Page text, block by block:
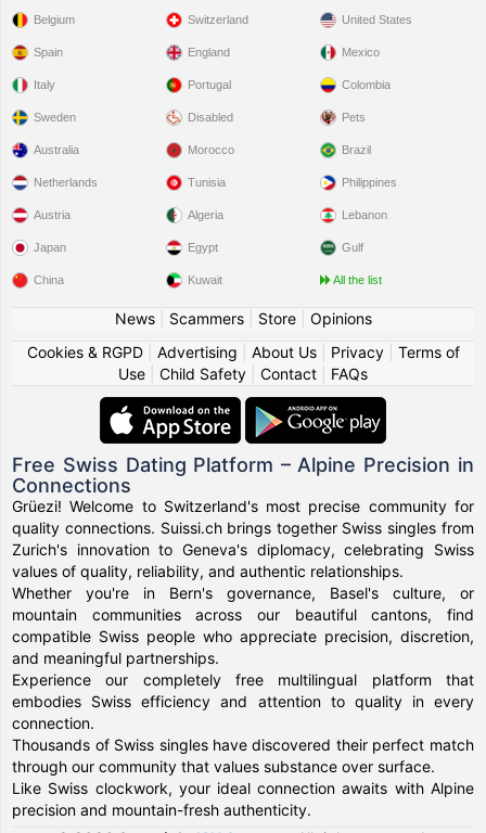
Belgium
Spain
Italy
Sweden
Switzerland
England
Portugal
Disabled
United States
Mexico
Colombia
Pets
Australia
Netherlands
Austria
Japan
China
Morocco
Tunisia
Algeria
Egypt
Kuwait
Brazil
Philippines
Lebanon
Gulf
All the list
News| Scammers| Store| Opinions
Cookies & RGPD| Advertising About Us| Privacy| Terms of
Use
Child Safety Contact FAQs
Free Swiss Dating Platform – Alpine Precision in
Connections
Grüezi! Welcome to Switzerland's most precise community for
quality connections. Suissi.ch brings together Swiss singles from
Zurich's innovation to Geneva's diplomacy, celebrating Swiss
values of quality, reliability, and authentic relationships.
Whether you're in Bern's governance, Basel's culture, or
mountain communities across our beautiful cantons, find
compatible Swiss people who appreciate precision, discretion,
and meaningful partnerships.
Experience our completely free multilingual platform that
embodies Swiss efficiency and attention to quality in every
connection.
Thousands of Swiss singles have discovered their perfect match
through our community that values substance over surface.
Like Swiss clockwork, your ideal connection awaits with Alpine
precision and mountain-fresh authenticity.